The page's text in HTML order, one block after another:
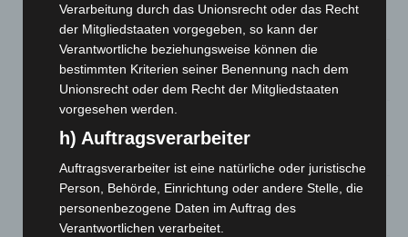
Celle: Mensch stirbt bei Bagger-Unfall auf Baustelle
Gasleitung bei McDonald’s-Umbau in Langenhagen
beschädigt
Anklage nach Abschaltung von „Archetyp Market“ erhoben
3. August 2026
Verarbeitung durch das Unionsrecht oder das Recht
der Mitgliedstaaten vorgegeben, so kann der
Verantwortliche beziehungsweise können die
bestimmten Kriterien seiner Benennung nach dem
Unionsrecht oder dem Recht der Mitgliedstaaten
vorgesehen werden.
h) Auftragsverarbeiter
Auftragsverarbeiter ist eine natürliche oder juristische
Person, Behörde, Einrichtung oder andere Stelle, die
personenbezogene Daten im Auftrag des
Verantwortlichen verarbeitet.